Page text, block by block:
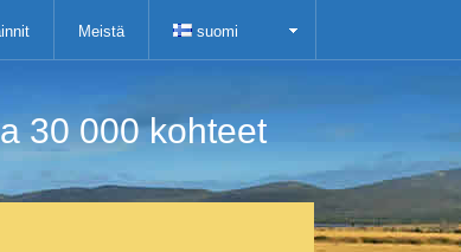
Meistä suomi
30 000 kohteet